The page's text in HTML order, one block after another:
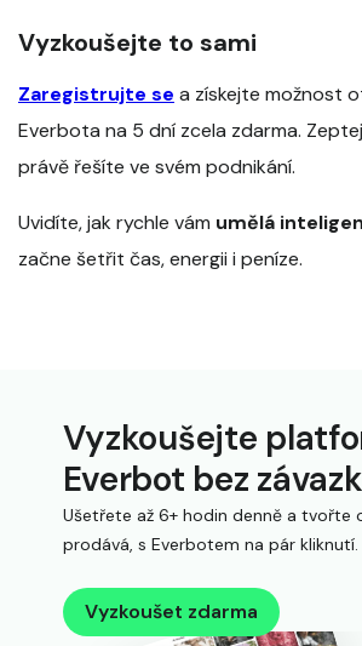
Vyzkoušejte to sami
Zaregistrujte se a získejte možnost
Everbota na 5 dní zcela zdarma.
právě řešíte ve svém podnikání.
Uvidíte, jak rychle vám umělá
začne šetřit čas, energii i peníze.
Vyzkoušejte
Everbot bez
Ušetřete až 6+ hodin denně a tvořte
prodává, s Everbotem na pár kliknutí.
Vyzkoušet zdarma